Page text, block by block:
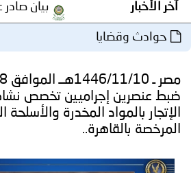
المجلس
مؤتمرات
و
جهود
آخر الأخبار بيان صادر عن
حوادث وقضايا
ضبط عنصرين إجراميين تخصص
الإتجار بالمواد المخدرة والأسلحة
المرخصة بالقاهرة..